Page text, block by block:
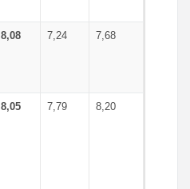
8,08 7,24 7,68
8,05 7,79 8,20